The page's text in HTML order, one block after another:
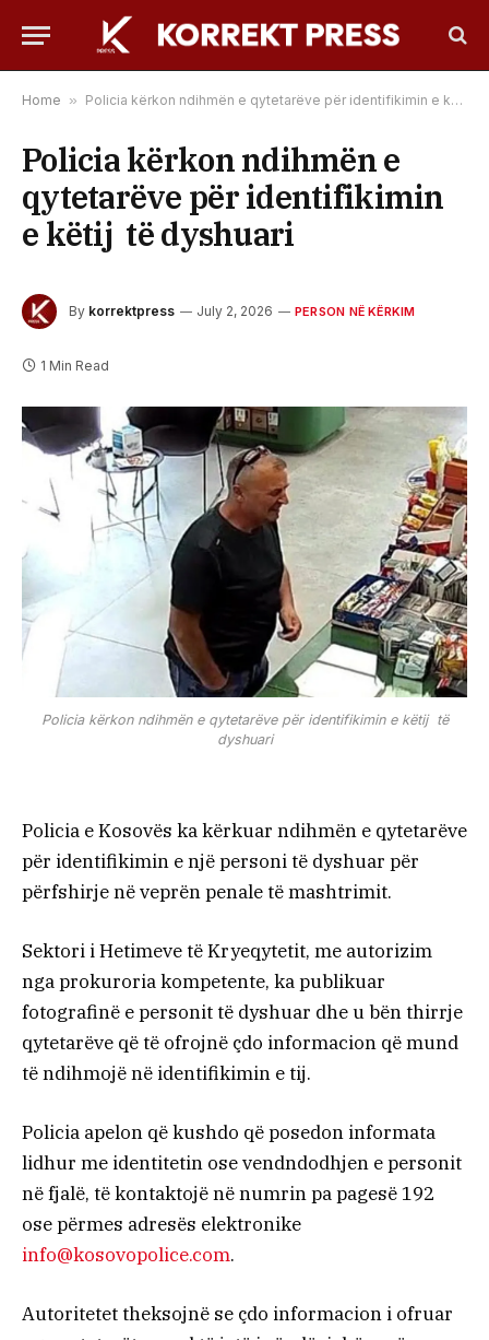
Home » Policia kërkon ndihmën e qytetarëve për identifikimin e këtij të dyshuari
Policia kërkon ndihmën e
qytetarëve për identifikimin
e këtij të dyshuari
By korrektpress July 2, 2026 PERSON NË KËRKIM
1 Min Read
Policia kërkon ndihmën e qytetarëve për identifikimin e këtij të
dyshuari
Policia e Kosovës ka kërkuar ndihmën e qytetarëve
për identifikimin e një personi të dyshuar për
përfshirje në veprën penale të mashtrimit.
Sektori i Hetimeve të Kryeqytetit, me autorizim
nga prokuroria kompetente, ka publikuar
fotografinë e personit të dyshuar dhe u bën thirrje
qytetarëve që të ofrojnë çdo informacion që mund
të ndihmojë në identifikimin e tij.
Policia apelon që kushdo që posedon informata
lidhur me identitetin ose vendndodhjen e personit
në fjalë, të kontaktojë në numrin pa pagesë 192
ose përmes adresës elektronike
info@kosovopolice.com.
Autoritetet theksojnë se çdo informacion i ofruar